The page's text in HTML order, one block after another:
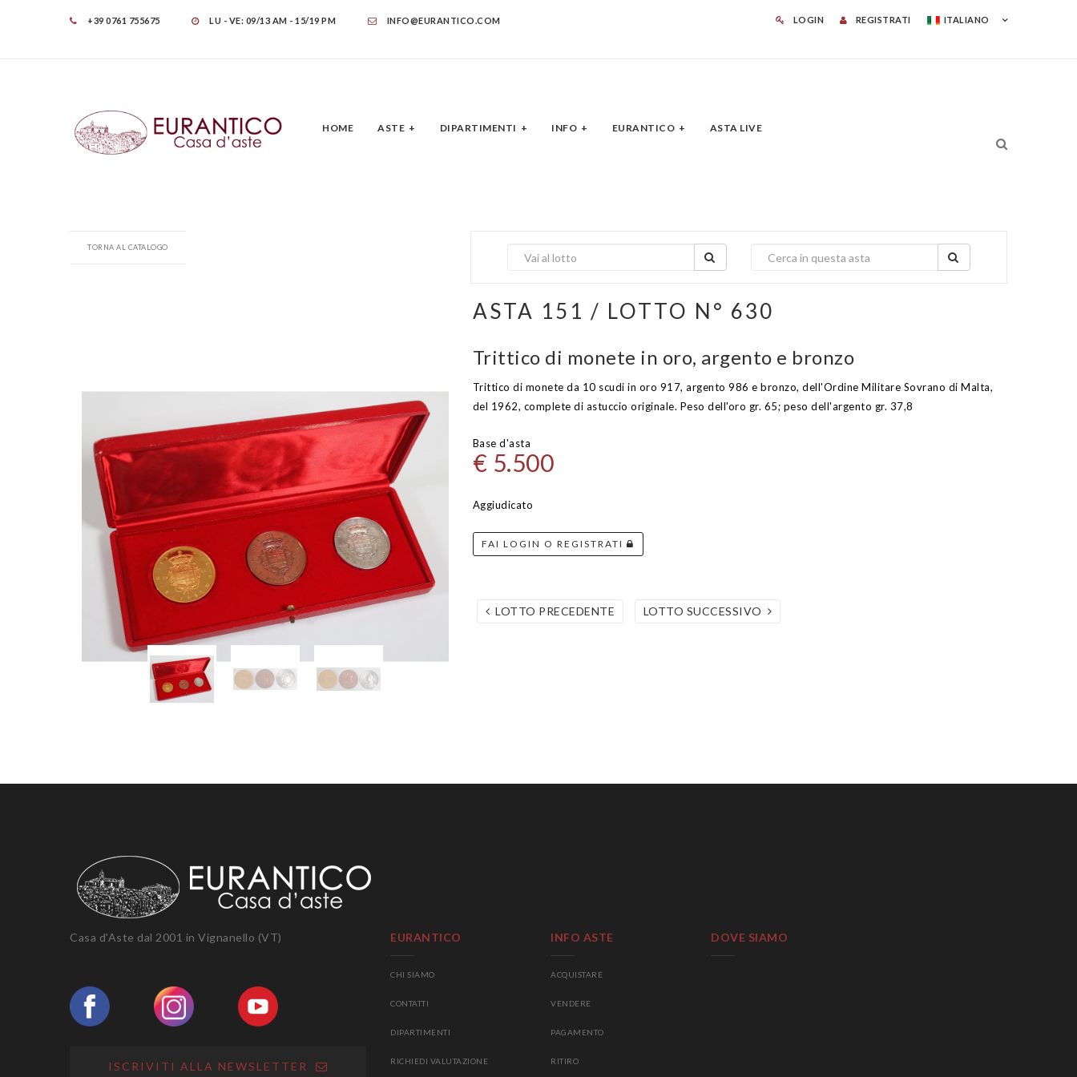
+39 0761 755675 LU - VE: 09/13 AM - 15/19 PM INFO@EURANTICO.COM LOGIN REGISTRATI ITALIANO
HOME ASTE DIPARTIMENTI INFO EURANTICO ASTA LIVE
TORNA AL CATALOGO
ASTA 151 / LOTTO N° 630
Trittico di monete in oro, argento e bronzo
Trittico di monete da 10 scudi in oro 917, argento 986 e bronzo, dell'Ordine Militare Sovrano di Malta,
del 1962, complete di astuccio originale. Peso dell'oro gr. 65; peso dell'argento gr. 37,8
Base d'asta
€ 5.500
Aggiudicato
FAI LOGIN O REGISTRATI
LOTTO PRECEDENTE LOTTO SUCCESSIVO
Casa d'Aste dal 2001 in Vignanello (VT)
ISCRIVITI ALLA NEWSLETTER
EURANTICO
CHI SIAMO
CONTATTI
DIPARTIMENTI
RICHIEDI VALUTAZIONE
INFO ASTE
ACQUISTARE
VENDERE
PAGAMENTO
RITIRO
DOVE SIAMO